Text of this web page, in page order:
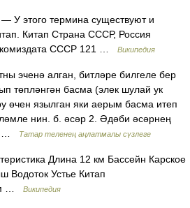
— У этого термина существуют и
Китап Страна СССР, Россия
СССР 121 …
Википедия
эченә алган, битләре билгеле бер
төпләнгән басма (элек шулай ук
өчен язылган яки аерым басма итеп
нин. б. әсәр 2. Әдәби әсәрнең
…
Татар теленең аңлатмалы сүзлеге
Длина 12 км Бассейн Карское
Водоток Устье Китап
…
Википедия